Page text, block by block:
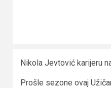
Nikola Jevtović karijeru
Prošle sezone ovaj